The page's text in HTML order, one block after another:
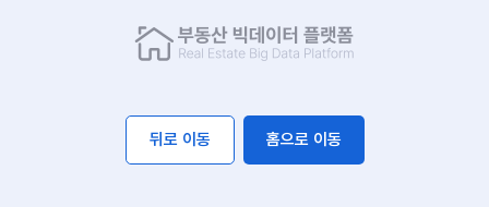
뒤로 이동 홈으로 이동